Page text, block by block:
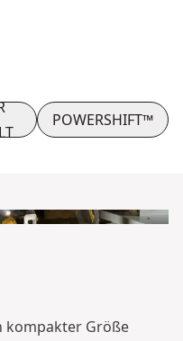
POWERSHIFT™
kompakter Größe